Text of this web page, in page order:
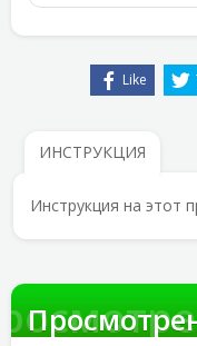
Like
ИНСТРУКЦИЯ
Инструкция на этот